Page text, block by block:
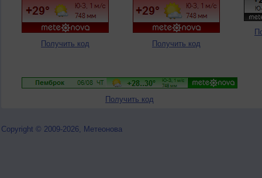
Получить код Получить код
Получить код
Copyright © 2009-2026, Метеонова